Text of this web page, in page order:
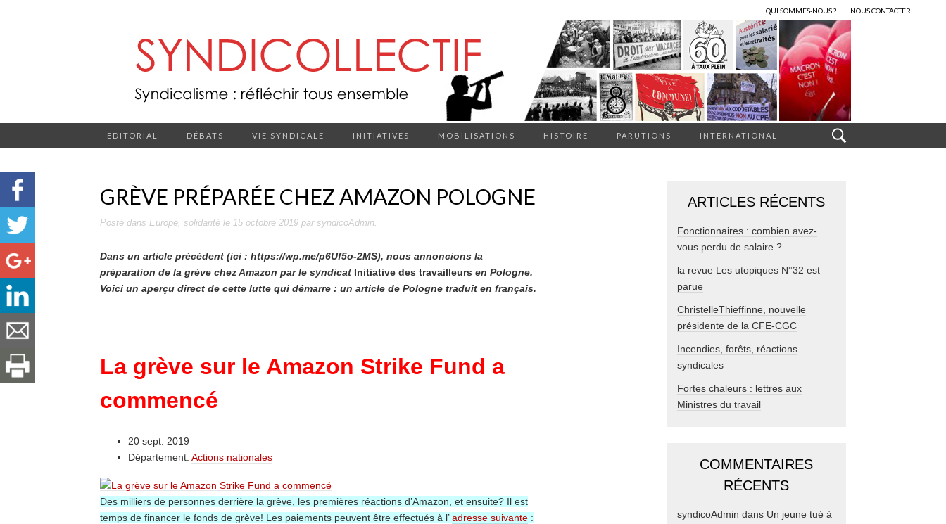
QUI SOMMES-NOUS ? NOUS CONTACTER
EDITORIAL DÉBATS VIE SYNDICALE INITIATIVES MOBILISATIONS HISTOIRE PARUTIONS INTERNATIONAL
GRÈVE PRÉPARÉE CHEZ AMAZON POLOGNE
Posté dans Europe, solidarité le 15 octobre 2019 par syndicoAdmin.
Dans un article précédent (ici : https://wp.me/p6Uf5o-2MS), nous annoncions la
préparation de la grève chez Amazon par le syndicat Initiative des travailleurs en Pologne.
Voici un aperçu direct de cette lutte qui démarre : un article de Pologne traduit en français.
La grève sur le Amazon Strike Fund a
commencé
20 sept. 2019
Département: Actions nationales
Des milliers de personnes derrière la grève, les premières réactions d’Amazon, et ensuite? Il est
temps de financer le fonds de grève! Les paiements peuvent être effectués à l’adresse suivante :
ARTICLES RÉCENTS
Fonctionnaires : combien avez-
vous perdu de salaire ?
la revue Les utopiques N°32 est
parue
ChristelleThieffinne, nouvelle
présidente de la CFE-CGC
Incendies, forêts, réactions
syndicales
Fortes chaleurs : lettres aux
Ministres du travail
COMMENTAIRES
RÉCENTS
syndicoAdmin dans Un jeune tué à